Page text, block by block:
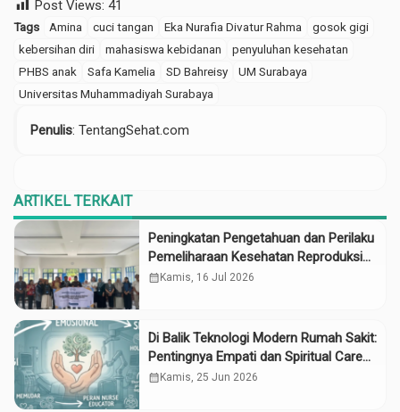
Post Views: 41
Tags Amina cuci tangan Eka Nurafia Divatur Rahma
gosok gigi
kebersihan diri
mahasiswa kebidanan
penyuluhan kesehatan
PHBS anak
Safa Kamelia SD Bahreisy
UM Surabaya
Universitas Muhammadiyah Surabaya
Penulis: TentangSehat.com
ARTIKEL TERKAIT
Peningkatan Pengetahuan dan Perilaku
Pemeliharaan Kesehatan Reproduksi
pada Lansia melalui Edukasi dan
calendar_month Kamis, 16 Jul 2026
Di Balik Teknologi Modern Rumah Sakit:
Pentingnya Empati dan Spiritual Care
bagi Pasien Kronis
calendar_month Kamis, 25 Jun 2026